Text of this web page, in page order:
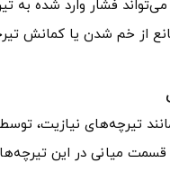
فشار وارد شده به
از خم شدن یا کمانش
تیرچه‌های نیازیت،
میانی در این